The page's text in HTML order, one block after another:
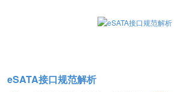
eSATA接口规范解析